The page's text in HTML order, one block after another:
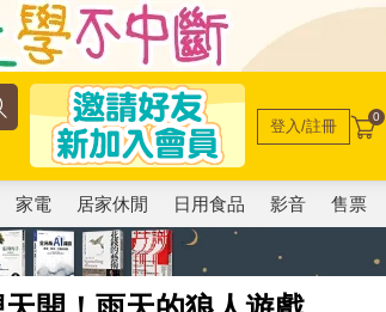
登入/註冊 0
家電 居家休閒 日用食品 影音 售票